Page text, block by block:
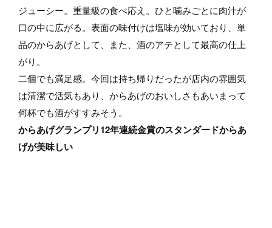
ジューシー。重量級の食べ応え。ひと噛みごとに肉汁が
口の中に広がる。表面の味付けは塩味が効いており、単
品のからあげとして、また、酒のアテとして最高の仕上
がり。
二個でも満足感。今回は持ち帰りだったが店内の雰囲気
は清潔で活気もあり、からあげのおいしさもあいまって
何杯でも酒がすすみそう。
からあげグランプリ12年連続金賞のスタンダードからあ
げが美味しい